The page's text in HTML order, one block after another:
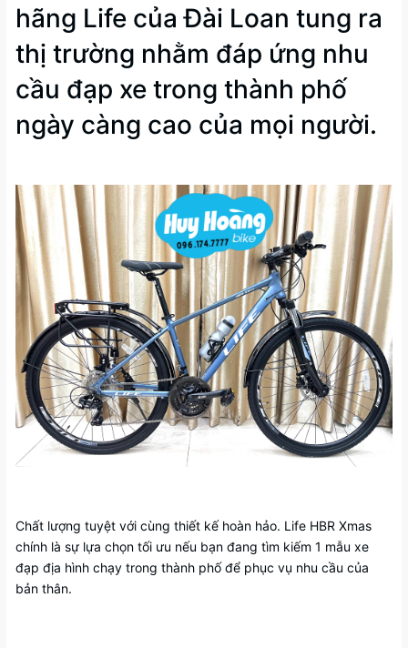
hãng Life của Đài Loan tung ra
thị trường nhằm đáp ứng nhu
cầu đạp xe trong thành phố
ngày càng cao của mọi người.
Chất lượng tuyệt với cùng thiết kế hoàn hảo. Life HBR Xmas
chính là sự lựa chọn tối ưu nếu bạn đang tìm kiếm 1 mẫu xe
đạp địa hình chạy trong thành phố để phục vụ nhu cầu của
bản thân.